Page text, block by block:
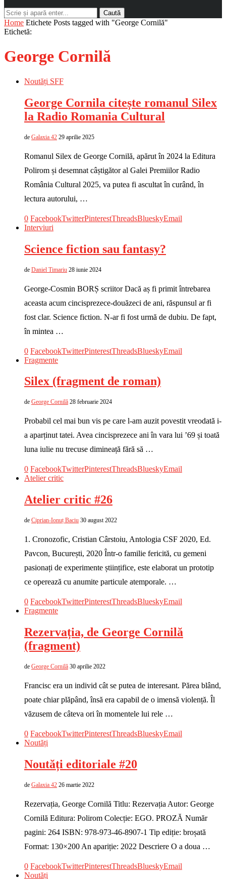
Caută
Home Etichete Posts tagged with "George Cornilă"
Etichetă:
George Cornilă
Noutăți SFF
George Cornila citește romanul Silex
la Radio Romania Cultural
de Galaxia 42 29 aprilie 2025
Romanul Silex de George Cornilă, apărut în 2024 la Editura
Polirom și desemnat câștigător al Galei Premiilor Radio
România Cultural 2025, va putea fi ascultat în curând, în
lectura autorului, …
0 FacebookTwitterPinterestThreadsBlueskyEmail
Interviuri
Science fiction sau fantasy?
de Daniel Timariu 28 iunie 2024
George-Cosmin BORȘ scriitor Dacă aș fi primit întrebarea
aceasta acum cincisprezece-douăzeci de ani, răspunsul ar fi
fost clar. Science fiction. N-ar fi fost urmă de dubiu. De fapt,
în mintea …
0 FacebookTwitterPinterestThreadsBlueskyEmail
Fragmente
Silex (fragment de roman)
de George Cornilă 28 februarie 2024
Probabil cel mai bun vis pe care l-am auzit povestit vreodată i-
a aparținut tatei. Avea cincisprezece ani în vara lui ’69 și toată
luna iulie nu trecuse dimineață fără să …
0 FacebookTwitterPinterestThreadsBlueskyEmail
Atelier critic
Atelier critic #26
de Ciprian-Ionuț Baciu 30 august 2022
1. Cronozofic, Cristian Cârstoiu, Antologia CSF 2020, Ed.
Pavcon, București, 2020 Într-o familie fericită, cu gemeni
pasionați de experimente științifice, este elaborat un prototip
ce operează cu anumite particule atemporale. …
0 FacebookTwitterPinterestThreadsBlueskyEmail
Fragmente
Rezervația, de George Cornilă
(fragment)
de George Cornilă 30 aprilie 2022
Francisc era un individ cât se putea de interesant. Părea blând,
poate chiar plăpând, însă era capabil de o imensă violență. Îl
văzusem de câteva ori în momentele lui rele …
0 FacebookTwitterPinterestThreadsBlueskyEmail
Noutăți
Noutăți editoriale #20
de Galaxia 42 26 martie 2022
Rezervația, George Cornilă Titlu: Rezervația Autor: George
Cornilă Editura: Polirom Colecție: EGO. PROZĂ Număr
pagini: 264 ISBN: 978-973-46-8907-1 Tip ediție: broșată
Format: 130×200 An apariție: 2022 Descriere O a doua …
0 FacebookTwitterPinterestThreadsBlueskyEmail
Noutăți